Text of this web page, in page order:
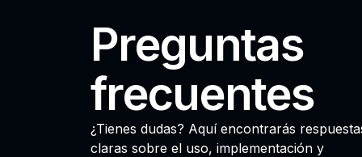
Preguntas
frecuentes
¿Tienes dudas? Aquí encontrarás
claras sobre el uso, implementación y